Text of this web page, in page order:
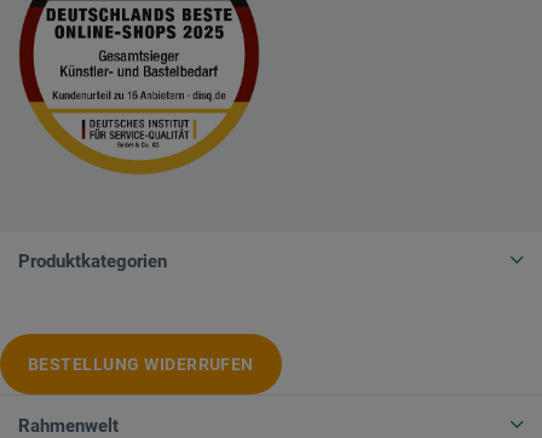
Produktkategorien
BESTELLUNG WIDERRUFEN
Rahmenwelt